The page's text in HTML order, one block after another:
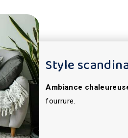
Style
Ambiance
fourrure.